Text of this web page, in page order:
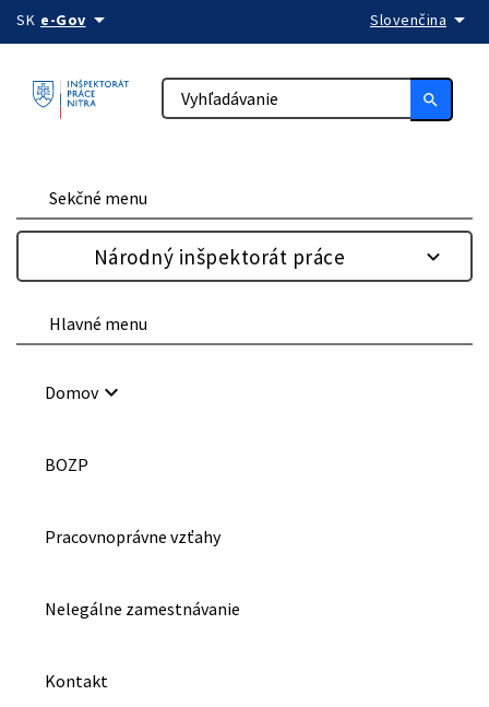
Preskočiť na obsah
SK e-Govarrow_drop_down Slovenčina arrow_drop_down
search
Sekčné menu
Národný inšpektorát práce
Hlavné menu
Domovkeyboard_arrow_down
BOZP
Pracovnoprávne vzťahy
Nelegálne zamestnávanie
Kontakt